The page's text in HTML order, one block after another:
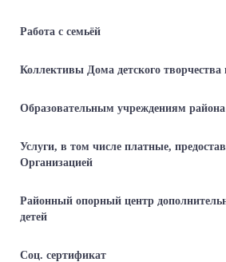
Работа с семьёй
Коллективы Дома детского творчества
Образовательным учреждениям района
Услуги, в том числе платные,
Организацией
Районный опорный центр
детей
Соц. сертификат